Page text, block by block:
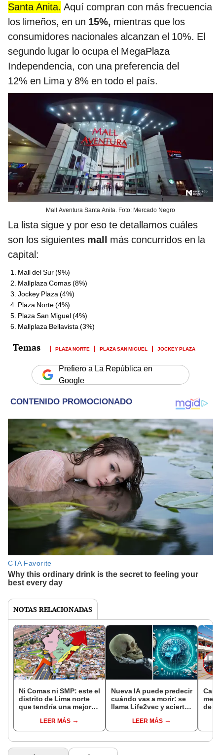
Santa Anita. Aquí compran con más frecuencia
los limeños, en un 15%, mientras que los
consumidores nacionales alcanzan el 10%. El
segundo lugar lo ocupa el MegaPlaza
Independencia, con una preferencia del
12% en Lima y 8% en todo el país.
Mall Aventura Santa Anita. Foto: Mercado Negro
La lista sigue y por eso te detallamos cuáles
son los siguientes mall más concurridos en la
capital:
Mall del Sur (9%)
Mallplaza Comas (8%)
Jockey Plaza (4%)
Plaza Norte (4%)
Plaza San Miguel (4%)
Mallplaza Bellavista (3%)
PLAZA NORTE PLAZA SAN MIGUEL JOCKEY PLAZA
Prefiero a La República en
Google
NOTAS RELACIONADAS
Ni Comas ni SMP: este el
distrito de Lima norte
que tendría una mejor
según IALEER MÁS
Nueva IA puede predecir
cuándo vas a morir: se
llama Life2vec y acierta
LEER MÁS
de